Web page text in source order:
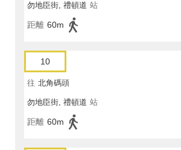
勿地臣街, 禮頓道 站
距離 60m
10
往 北角碼頭
勿地臣街, 禮頓道 站
距離 60m